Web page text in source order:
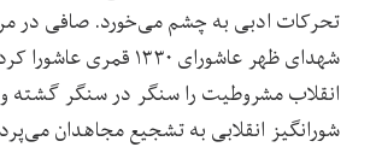
تحرکات ادبی به چشم می‌خورد. صافی در
شهدای ظهر عاشورای ۱۳۳۰
انقلاب مشروطیت را سنگر در سنگر گشته و
شورانگیز انقلابی به تشجیع مجاهدان